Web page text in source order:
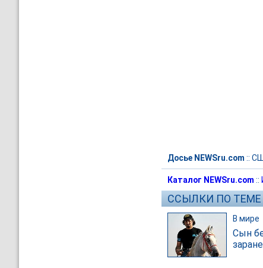
Досье NEWSru.com ::
Каталог NEWSru.com ::
ССЫЛКИ ПО ТЕМЕ
В мире
Сын